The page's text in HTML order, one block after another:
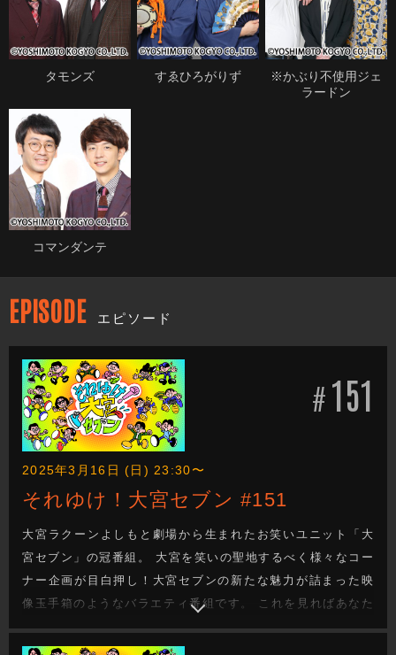
タモンズ すゑひろがりず
※かぶり不使用ジェ
ラードン
コマンダンテ
EPISODE エピソード
#151
2025年3月16日 (日) 23:30〜
それゆけ！大宮セブン #151
大宮ラクーンよしもと劇場から生まれたお笑いユニット「大
宮セブン」の冠番組。 大宮を笑いの聖地するべく様々なコー
ナー企画が目白押し！大宮セブンの新たな魅力が詰まった映
像玉手箱のようなバラエティ番組です。 これを見ればあなた
も大宮セブンの沼に嵌ります。新たな企画もお楽しみに！